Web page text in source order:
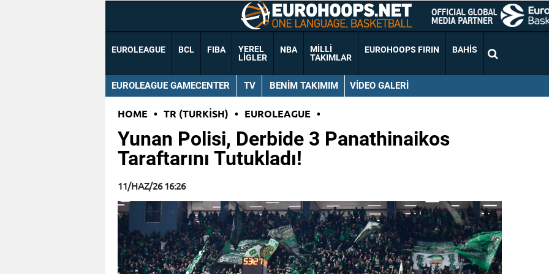
EUROLEAGUE BCL FIBA
YEREL
LIGLER
NBA
MILLI
TAKIMLAR
EUROHOOPS FIRIN BAHIS
EUROLEAGUE GAMECENTER TV BENIM TAKIMIM VIDEO GALERI
HOME • TR (TURKISH) • EUROLEAGUE •
Yunan Polisi, Derbide 3 Panathinaikos
Taraftarını Tutukladı!
11/HAZ/26 16:26